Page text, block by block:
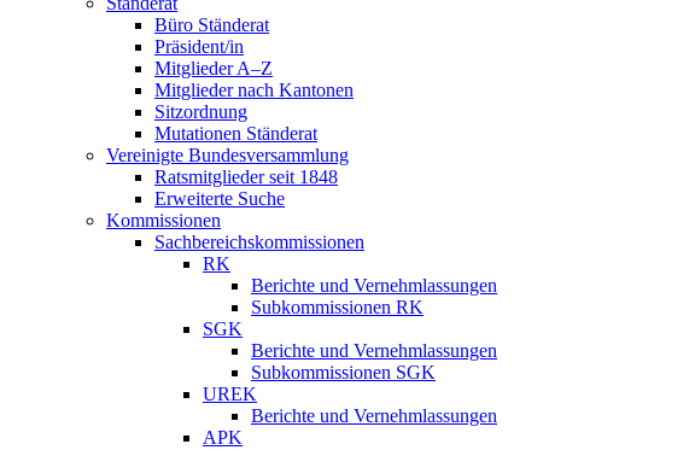
Büro Ständerat
Präsident/in
Mitglieder A–Z
Mitglieder nach Kantonen
Sitzordnung
Mutationen Ständerat
Vereinigte Bundesversammlung
Ratsmitglieder seit 1848
Erweiterte Suche
Kommissionen
Sachbereichskommissionen
RK
Berichte und Vernehmlassungen
Subkommissionen RK
SGK
Berichte und Vernehmlassungen
Subkommissionen SGK
UREK
Berichte und Vernehmlassungen
APK